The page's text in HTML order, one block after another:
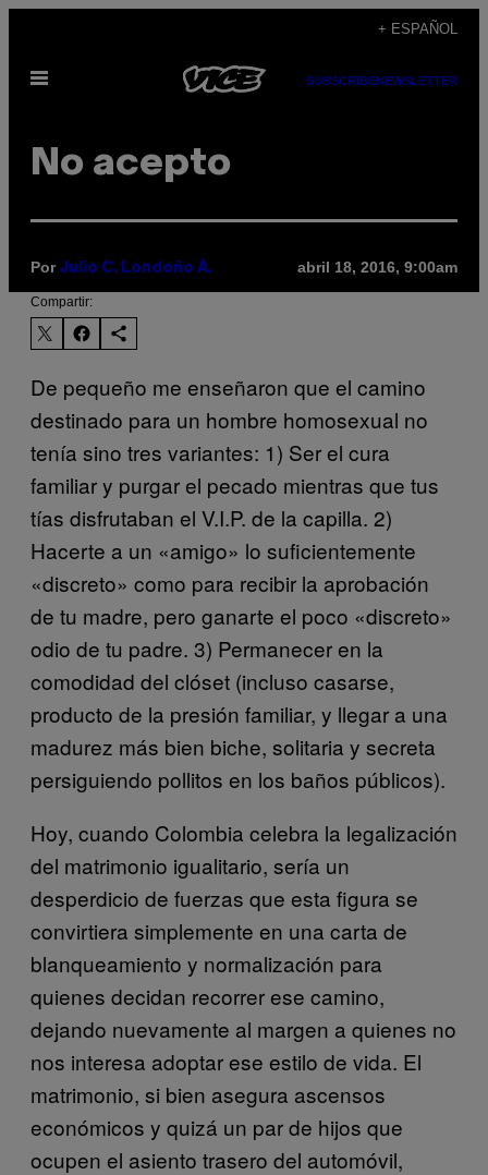
contenido
+ ESPAÑOL
Abrir
SUBSCRIBENEWSLETTER
No acepto
Por Julio C. Londoño Á. abril 18, 2016, 9:00am
Compartir:
De pequeño me enseñaron que el camino
destinado para un hombre homosexual no
tenía sino tres variantes: 1) Ser el cura
familiar y purgar el pecado mientras que tus
tías disfrutaban el V.I.P. de la capilla. 2)
Hacerte a un «amigo» lo suficientemente
«discreto» como para recibir la aprobación
de tu madre, pero ganarte el poco «discreto»
odio de tu padre. 3) Permanecer en la
comodidad del clóset (incluso casarse,
producto de la presión familiar, y llegar a una
madurez más bien biche, solitaria y secreta
persiguiendo pollitos en los baños públicos).
Hoy, cuando Colombia celebra la legalización
del matrimonio igualitario, sería un
desperdicio de fuerzas que esta figura se
convirtiera simplemente en una carta de
blanqueamiento y normalización para
quienes decidan recorrer ese camino,
dejando nuevamente al margen a quienes no
nos interesa adoptar ese estilo de vida. El
matrimonio, si bien asegura ascensos
económicos y quizá un par de hijos que
ocupen el asiento trasero del automóvil,